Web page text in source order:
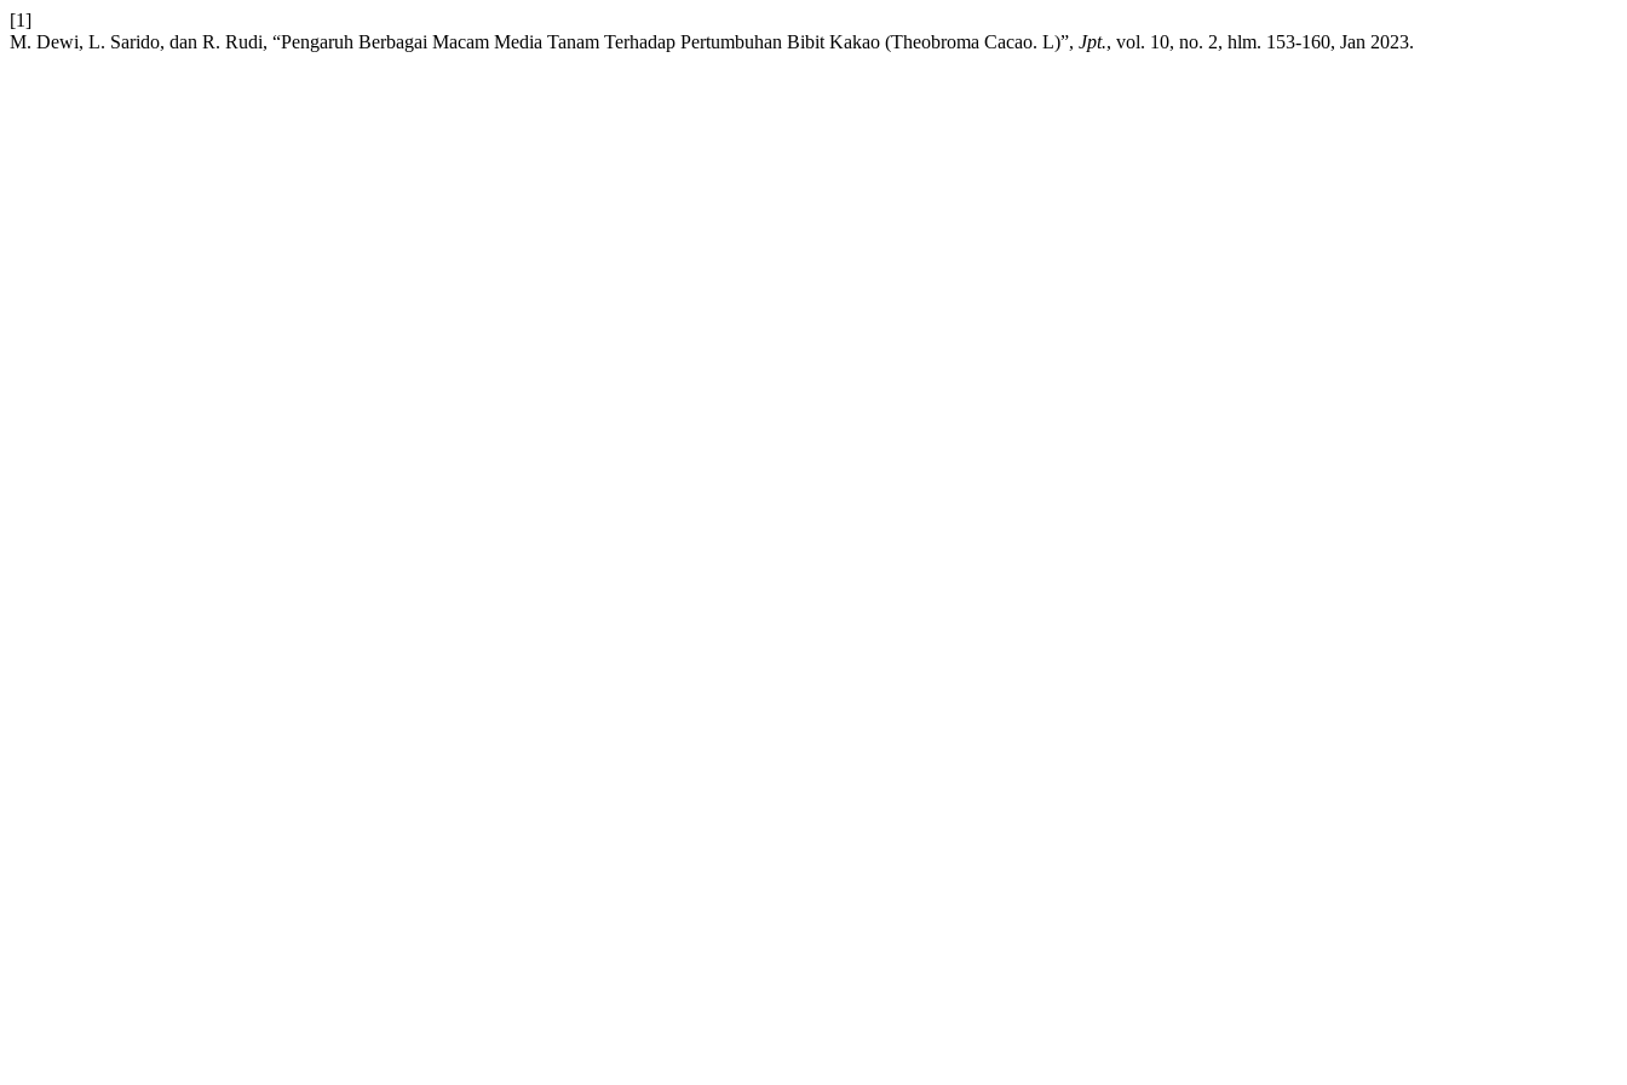
[1]
M. Dewi, L. Sarido, dan R. Rudi, “Pengaruh Berbagai Macam Media Tanam Terhadap Pertumbuhan Bibit Kakao (Theobroma Cacao. L)”, Jpt., vol. 10, no. 2, hlm. 153-160, Jan 2023.